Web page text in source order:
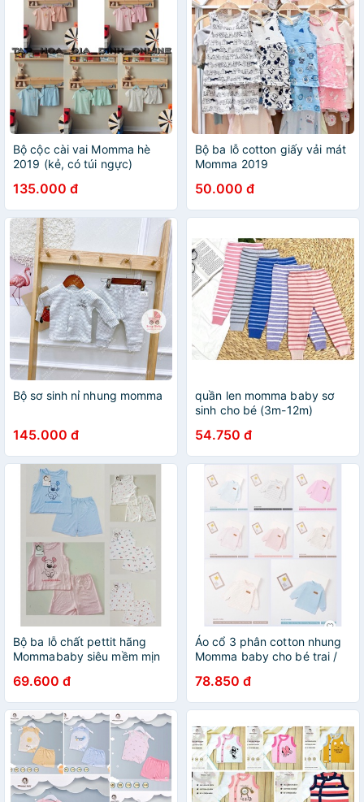
Bộ cộc cài vai Momma hè
2019 (kẻ, có túi ngực)
135.000 đ
Bộ ba lỗ cotton giấy vải mát
Momma 2019
50.000 đ
Bộ sơ sinh nỉ nhung momma
145.000 đ
quần len momma baby sơ
sinh cho bé (3m-12m)
54.750 đ
Bộ ba lỗ chất pettit hãng
Mommababy siêu mềm mịn
69.600 đ
Áo cổ 3 phân cotton nhung
Momma baby cho bé trai /
78.850 đ